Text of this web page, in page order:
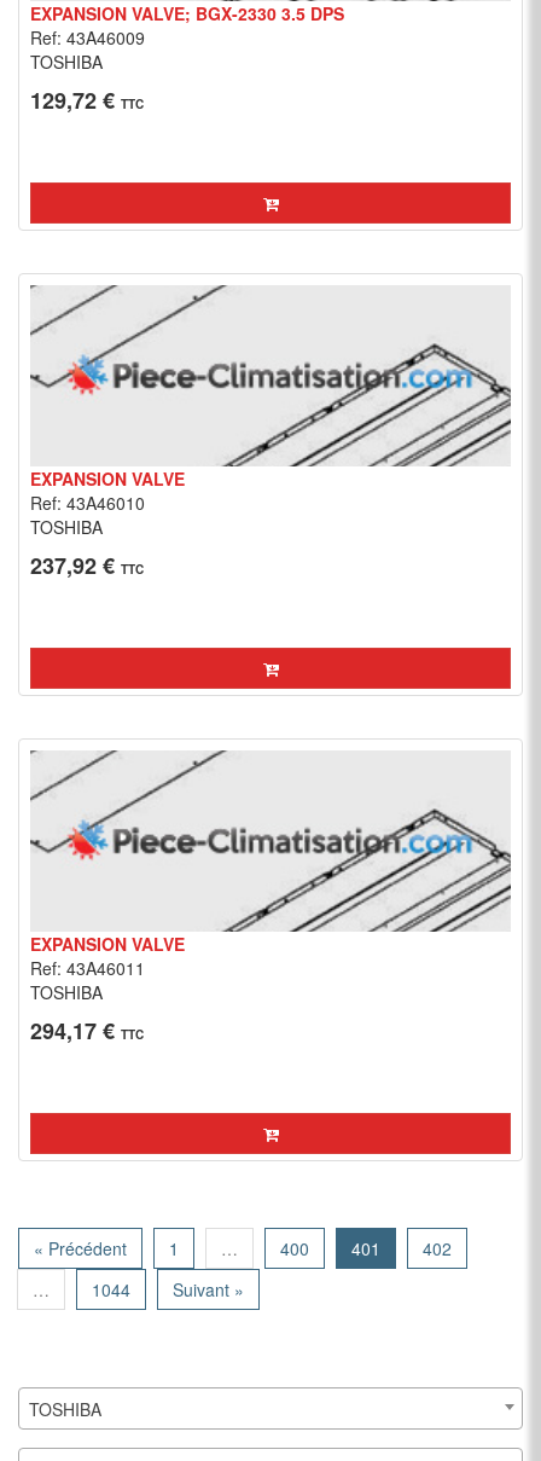
EXPANSION VALVE; BGX-2330 3.5 DPS
Ref: 43A46009
TOSHIBA
129,72 € TTC
EXPANSION VALVE
Ref: 43A46010
TOSHIBA
237,92 € TTC
EXPANSION VALVE
Ref: 43A46011
TOSHIBA
294,17 € TTC
« Précédent 1 … 400 401
402
…
1044 Suivant »
TOSHIBA